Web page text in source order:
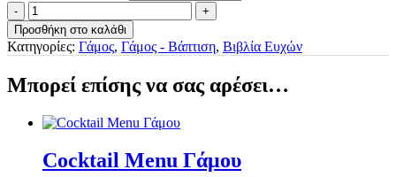
Βιβλίο
Ευχών
Our
Beginning
Προσθήκη στο καλάθι
Κατηγορίες: Γάμος, Γάμος - Βάπτιση, Βιβλία Ευχών
Μπορεί επίσης να σας αρέσει…
Cocktail Menu Γάμου